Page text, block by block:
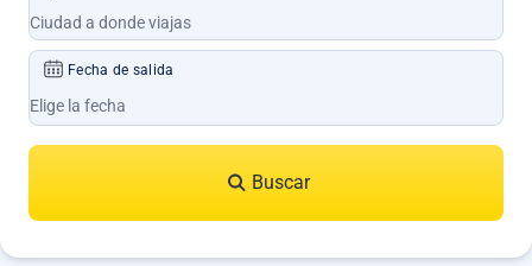
Fecha de salida
Buscar